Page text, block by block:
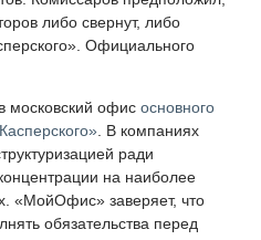
либо свернут, либо
Официального
московский офис основного
. В компаниях
ради
на наиболее
«МойОфис» заверяет, что
обязательства перед